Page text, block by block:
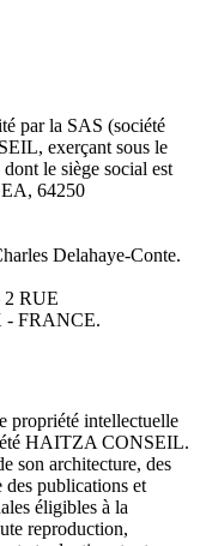
par la SAS (société
exerçant sous le
le siège social est
64250
Delahaye-Conte.
2 RUE
FRANCE.
propriété intellectuelle
HAITZA CONSEIL.
son architecture, des
des publications et
éligibles à la
reproduction,